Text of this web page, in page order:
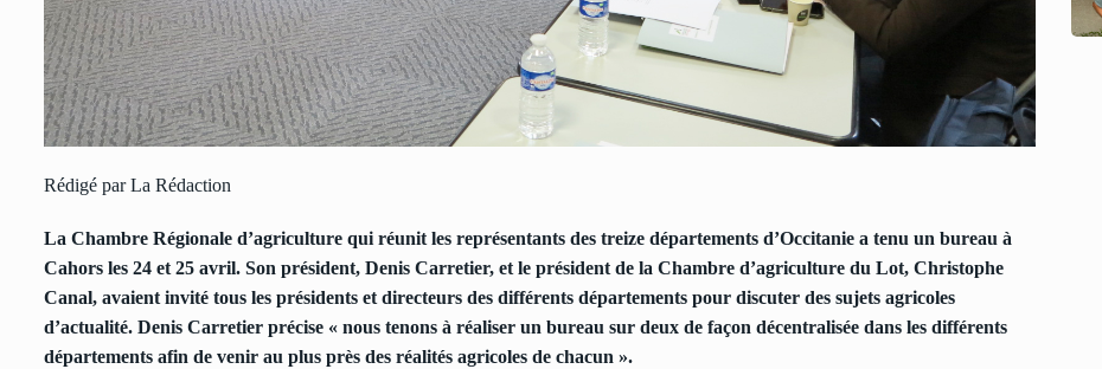
Rédigé par La Rédaction
La Chambre Régionale d’agriculture qui réunit les représentants des treize départements d’Occitanie a tenu un bureau à
Cahors les 24 et 25 avril. Son président, Denis Carretier, et le président de la Chambre d’agriculture du Lot, Christophe
Canal, avaient invité tous les présidents et directeurs des différents départements pour discuter des sujets agricoles
d’actualité. Denis Carretier précise « nous tenons à réaliser un bureau sur deux de façon décentralisée dans les différents
départements afin de venir au plus près des réalités agricoles de chacun ».